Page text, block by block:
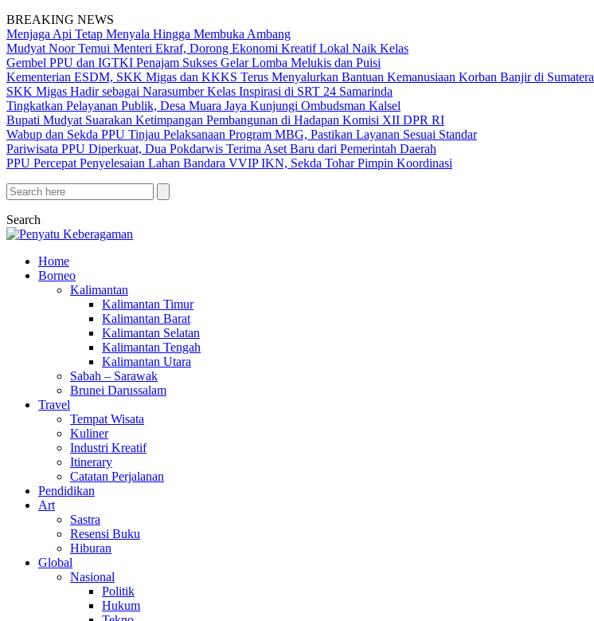
BREAKING NEWS
Menjaga Api Tetap Menyala Hingga Membuka Ambang
Mudyat Noor Temui Menteri Ekraf, Dorong Ekonomi Kreatif Lokal Naik Kelas
Gembel PPU dan IGTKI Penajam Sukses Gelar Lomba Melukis dan Puisi
Kementerian ESDM, SKK Migas dan KKKS Terus Menyalurkan Bantuan Kemanusiaan Korban Banjir di Sumatera
SKK Migas Hadir sebagai Narasumber Kelas Inspirasi di SRT 24 Samarinda
Tingkatkan Pelayanan Publik, Desa Muara Jaya Kunjungi Ombudsman Kalsel
Bupati Mudyat Suarakan Ketimpangan Pembangunan di Hadapan Komisi XII DPR RI
Wabup dan Sekda PPU Tinjau Pelaksanaan Program MBG, Pastikan Layanan Sesuai Standar
Pariwisata PPU Diperkuat, Dua Pokdarwis Terima Aset Baru dari Pemerintah Daerah
PPU Percepat Penyelesaian Lahan Bandara VVIP IKN, Sekda Tohar Pimpin Koordinasi
Search
Home
Borneo
Kalimantan
Kalimantan Timur
Kalimantan Barat
Kalimantan Selatan
Kalimantan Tengah
Kalimantan Utara
Sabah – Sarawak
Brunei Darussalam
Travel
Tempat Wisata
Kuliner
Industri Kreatif
Itinerary
Catatan Perjalanan
Pendidikan
Art
Sastra
Resensi Buku
Hiburan
Global
Nasional
Politik
Hukum